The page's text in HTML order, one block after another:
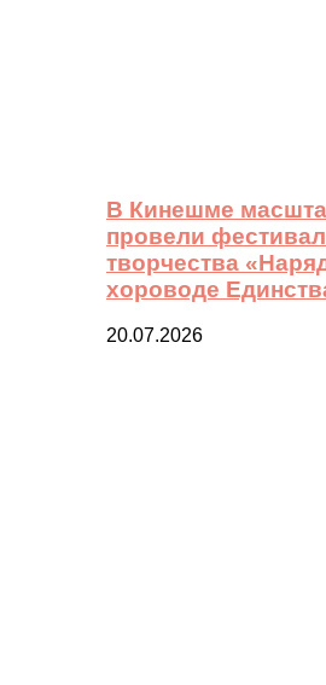
В Кинешме
провели
творчества
хороводе
20.07.2026